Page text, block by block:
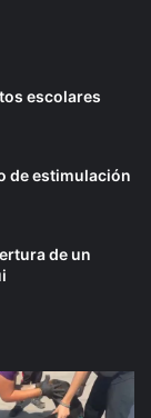
escolares
de estimulación
de un